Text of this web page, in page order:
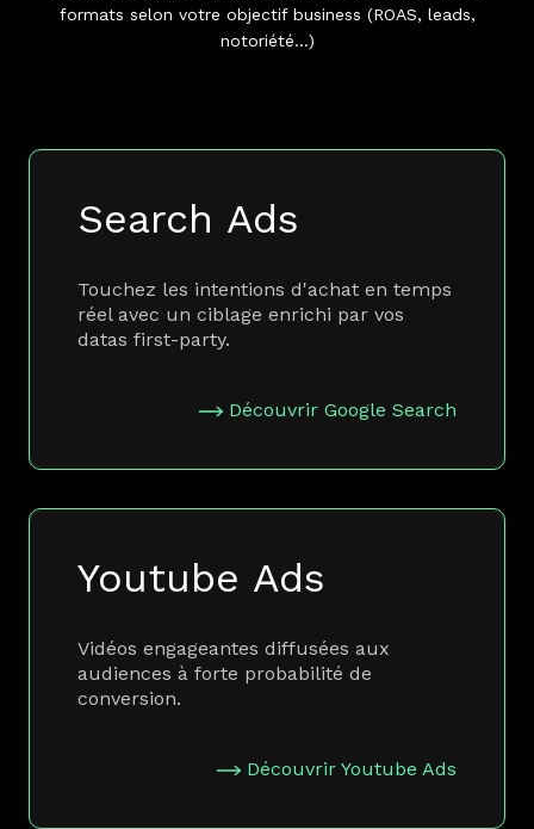
formats selon votre objectif business (ROAS, leads,
notoriété...)
Search Ads
Touchez les intentions d'achat en temps
réel avec un ciblage enrichi par vos
datas first-party.
Découvrir Google Search
Youtube Ads
Vidéos engageantes diffusées aux
audiences à forte probabilité de
conversion.
Découvrir Youtube Ads